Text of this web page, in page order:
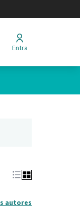
Entra
autores